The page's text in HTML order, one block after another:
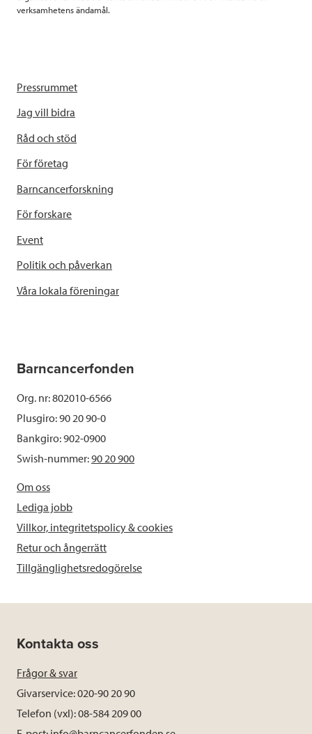
verksamhetens ändamål.
Pressrummet
Jag vill bidra
Råd och stöd
För företag
Barncancerforskning
För forskare
Event
Politik och påverkan
Våra lokala föreningar
Barncancerfonden
Org. nr: 802010-6566
Plusgiro: 90 20 90-0
Bankgiro: 902-0900
Swish-nummer:90 20 900
Om oss
Lediga jobb
Villkor, integritetspolicy & cookies
Retur och ångerrätt
Tillgänglighetsredogörelse
Kontakta oss
Frågor & svar
Givarservice: 020-90 20 90
Telefon (vxl): 08-584 209 00